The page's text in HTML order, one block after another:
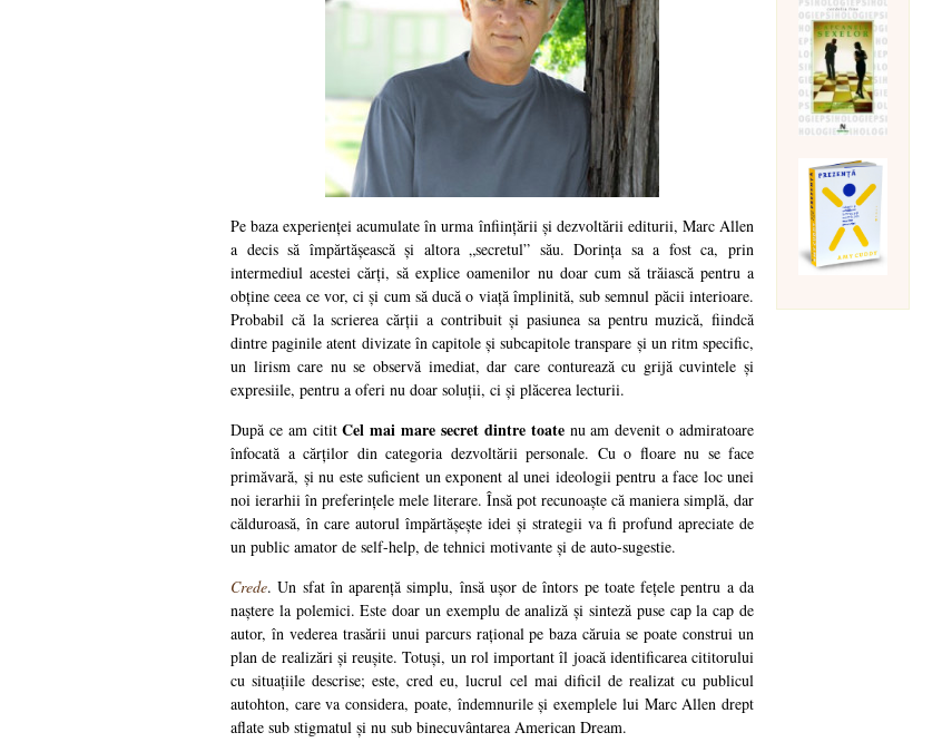
Pe baza experienței acumulate în urma înființării și dezvoltării editurii, Marc Allen
a decis să împărtășească și altora „secretul” său. Dorința sa a fost ca, prin
intermediul acestei cărți, să explice oamenilor nu doar cum să trăiască pentru a
obține ceea ce vor, ci și cum să ducă o viață împlinită, sub semnul păcii interioare.
Probabil că la scrierea cărții a contribuit și pasiunea sa pentru muzică, fiindcă
dintre paginile atent divizate în capitole și subcapitole transpare și un ritm specific,
un lirism care nu se observă imediat, dar care conturează cu grijă cuvintele și
expresiile, pentru a oferi nu doar soluții, ci și plăcerea lecturii.
După ce am cititCel mai mare secret dintre toatenu am devenit o admiratoare
înfocată a cărților din categoria dezvoltării personale. Cu o floare nu se face
primăvară, și nu este suficient un exponent al unei ideologii pentru a face loc unei
noi ierarhii în preferințele mele literare. Însă pot recunoaște că maniera simplă, dar
călduroasă, în care autorul împărtășește idei și strategii va fi profund apreciate de
un public amator de self-help, de tehnici motivante și de auto-sugestie.
Crede. Un sfat în aparență simplu, însă ușor de întors pe toate fețele pentru a da
naștere la polemici. Este doar un exemplu de analiză și sinteză puse cap la cap de
autor, în vederea trasării unui parcurs rațional pe baza căruia se poate construi un
plan de realizări și reușite. Totuși, un rol important îl joacă identificarea cititorului
cu situațiile descrise; este, cred eu, lucrul cel mai dificil de realizat cu publicul
autohton, care va considera, poate, îndemnurile și exemplele lui Marc Allen drept
aflate sub stigmatul și nu sub binecuvântarea American Dream.